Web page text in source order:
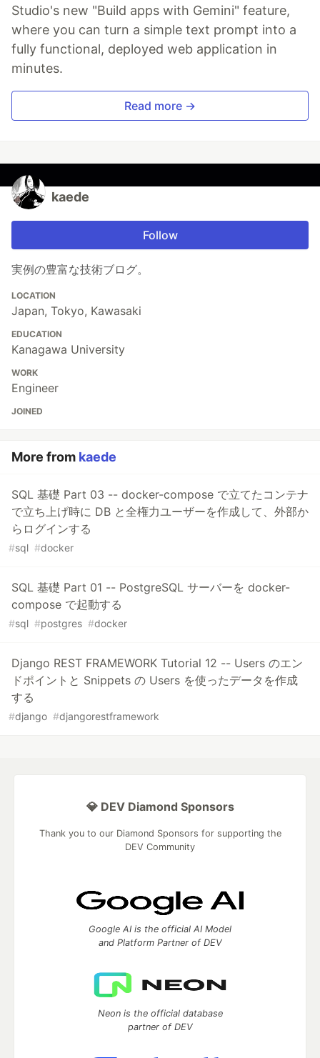
Studio's new "Build apps with Gemini" feature,
where you can turn a simple text prompt into a
fully functional, deployed web application in
minutes.
Read more →
kaede
Follow
実例の豊富な技術ブログ。
LOCATION
Japan, Tokyo, Kawasaki
EDUCATION
Kanagawa University
WORK
Engineer
JOINED
More from kaede
SQL 基礎 Part 03 -- docker-compose で立てたコンテナ
で立ち上げ時に DB と全権力ユーザーを作成して、外部か
らログインする
#sql #docker
SQL 基礎 Part 01 -- PostgreSQL サーバーを docker-
compose で起動する
#sql #postgres #docker
Django REST FRAMEWORK Tutorial 12 -- Users のエン
ドポイントと Snippets の Users を使ったデータを作成
する
#django #djangorestframework
💎 DEV Diamond Sponsors
Thank you to our Diamond Sponsors for supporting the
DEV Community
Google AI is the official AI Model
and Platform Partner of DEV
Neon is the official database
partner of DEV